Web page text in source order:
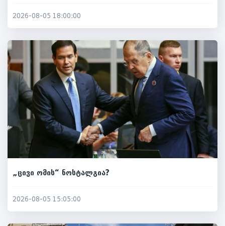
2026-08-05 18:00:00
„ცივი ომის“ ნოსტალგია?
2026-08-05 15:05:00